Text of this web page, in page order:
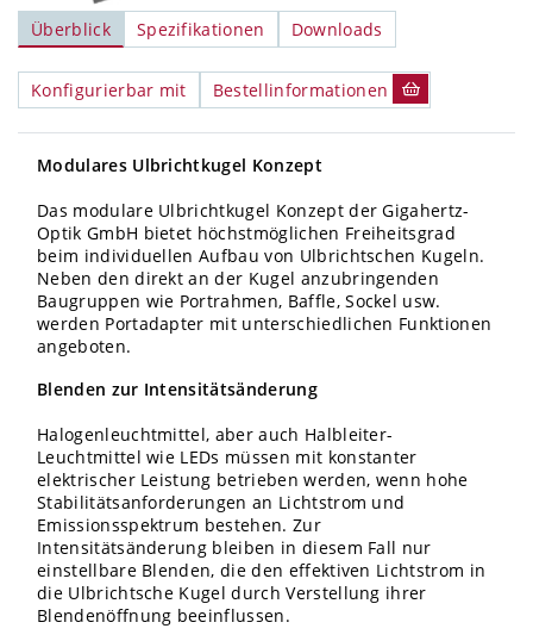
Überblick Spezifikationen Downloads
Konfigurierbar mit Bestellinformationen
Modulares Ulbrichtkugel Konzept
Das modulare Ulbrichtkugel Konzept der Gigahertz-
Optik GmbH bietet höchstmöglichen Freiheitsgrad
beim individuellen Aufbau von Ulbrichtschen Kugeln.
Neben den direkt an der Kugel anzubringenden
Baugruppen wie Portrahmen, Baffle, Sockel usw.
werden Portadapter mit unterschiedlichen Funktionen
angeboten.
Blenden zur Intensitätsänderung
Halogenleuchtmittel, aber auch Halbleiter-
Leuchtmittel wie LEDs müssen mit konstanter
elektrischer Leistung betrieben werden, wenn hohe
Stabilitätsanforderungen an Lichtstrom und
Emissionsspektrum bestehen. Zur
Intensitätsänderung bleiben in diesem Fall nur
einstellbare Blenden, die den effektiven Lichtstrom in
die Ulbrichtsche Kugel durch Verstellung ihrer
Blendenöffnung beeinflussen.